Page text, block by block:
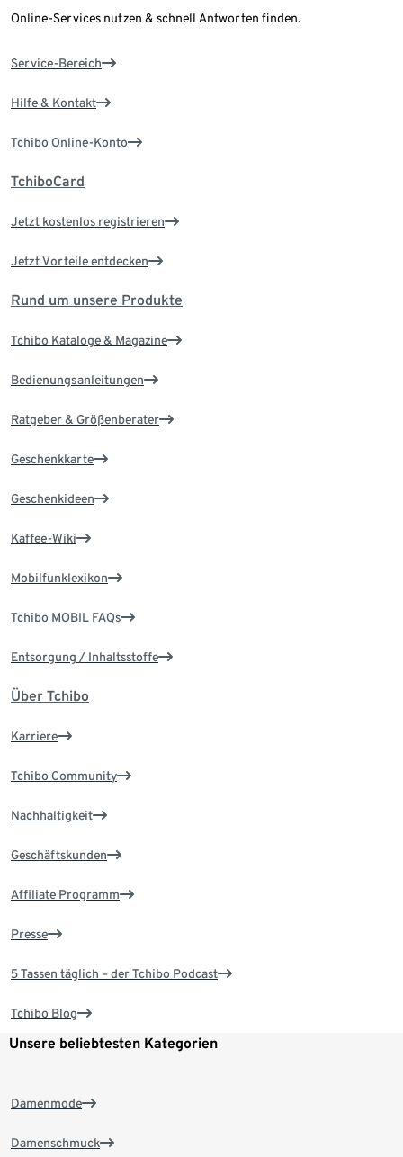
Online-Services nutzen & schnell Antworten finden.
Service-Bereich
Hilfe & Kontakt
Tchibo Online-Konto
TchiboCard
Jetzt kostenlos registrieren
Jetzt Vorteile entdecken
Rund um unsere Produkte
Tchibo Kataloge & Magazine
Bedienungsanleitungen
Ratgeber & Größenberater
Geschenkkarte
Geschenkideen
Kaffee-Wiki
Mobilfunklexikon
Tchibo MOBIL FAQs
Entsorgung / Inhaltsstoffe
Über Tchibo
Karriere
Tchibo Community
Nachhaltigkeit
Geschäftskunden
Affiliate Programm
Presse
5 Tassen täglich – der Tchibo Podcast
Tchibo Blog
Unsere beliebtesten Kategorien
Damenmode
Damenschmuck